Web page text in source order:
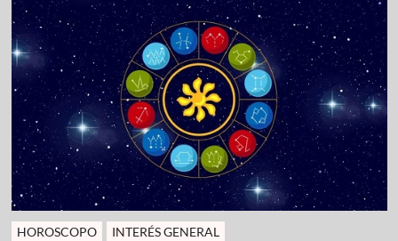
HOROSCOPO INTERÉS GENERAL